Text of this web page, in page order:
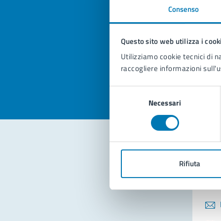
Consenso
Questo sito web utilizza i
Utilizziamo cookie tecnici di
raccogliere informazioni
Necessari
Rifiuta
Valuta